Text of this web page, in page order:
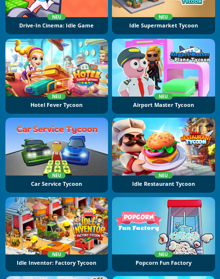
NEU
Drive-In Cinema: Idle Game
NEU
Idle Supermarket Tycoon
NEU
Hotel Fever Tycoon
NEU
Airport Master Tycoon
NEU
Car Service Tycoon
NEU
Idle Restaurant Tycoon
NEU
Idle Inventor: Factory Tycoon
NEU
Popcorn Fun Factory